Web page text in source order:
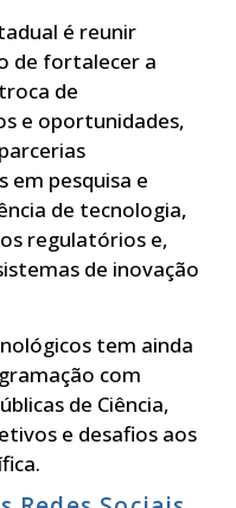
é reunir
de fortalecer a
de
e oportunidades,
pesquisa e
de tecnologia,
regulatórios e,
de inovação
tem ainda
com
de Ciência,
e desafios aos